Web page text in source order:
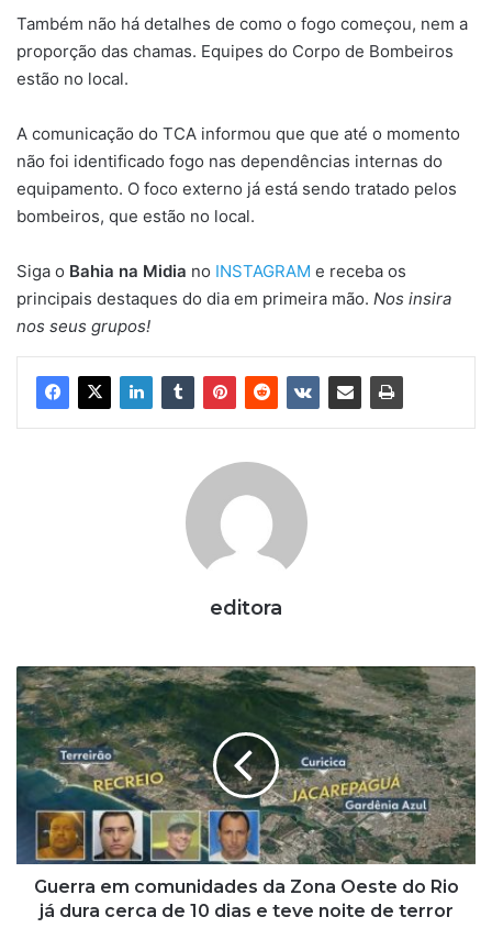
Também não há detalhes de como o fogo começou, nem a
proporção das chamas. Equipes do Corpo de Bombeiros
estão no local.
A comunicação do TCA informou que que até o momento
não foi identificado fogo nas dependências internas do
equipamento. O foco externo já está sendo tratado pelos
bombeiros, que estão no local.
Siga o Bahia na Midia no INSTAGRAM e receba os
principais destaques do dia em primeira mão. Nos insira
nos seus grupos!
editora
Guerra
em
comunidades
Zona
Oeste
já
dura
cerca
Guerra em comunidades da Zona Oeste do Rio
já dura cerca de 10 dias e teve noite de terror